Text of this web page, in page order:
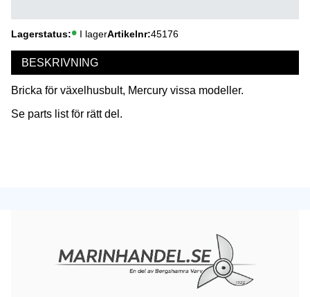
Lagerstatus I lagerArtikelnr 45176
BESKRIVNING
Bricka för växelhusbult, Mercury vissa modeller.
Se parts list för rätt del.